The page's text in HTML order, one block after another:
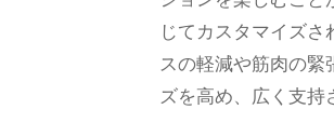
じてカスタマイズ
スの軽減や筋肉の
ズを高め、広く支持